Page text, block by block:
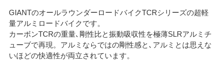
GIANTのオールラウンダーロードバイクTCRシリーズの超軽
量アルミロードバイクです。
カーボンTCRの重量､剛性比と振動吸収性を極薄SLRアルミチ
ューブで再現。アルミならではの剛性感と､アルミとは思えな
いほどの快適性が両立されています。